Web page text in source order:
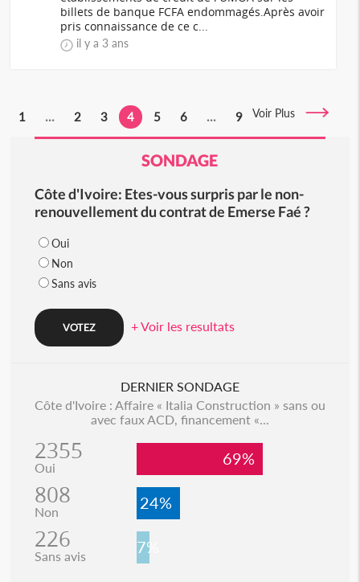
billets de banque FCFA endommagés.Après avoir
pris connaissance de ce c...
il y a 3 ans
1 ... 2 3 4 5 6 ... 9 Voir Plus
SONDAGE
Côte d'Ivoire: Etes-vous surpris par le non-
renouvellement du contrat de Emerse Faé ?
Oui
Non
Sans avis
+ Voir les resultats
DERNIER SONDAGE
Côte d'Ivoire : Affaire « Italia Construction » sans ou
avec faux ACD, financement «...
2355
Oui 69%
808
Non 24%
226
Sans avis 7%